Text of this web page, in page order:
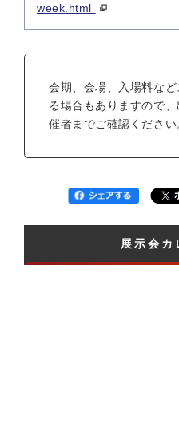
week.html
会期、会場、入場料な
る場合もありますので
催者までご確認ください
展示会カ